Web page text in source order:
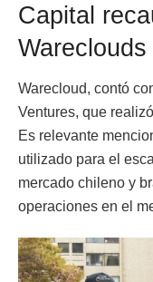
Capital
Warecloud, contó
Ventures, que
Es relevante
utilizado para el
mercado chileno y
operaciones en el